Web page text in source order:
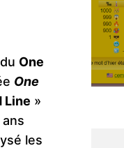
One
One
Line »
les